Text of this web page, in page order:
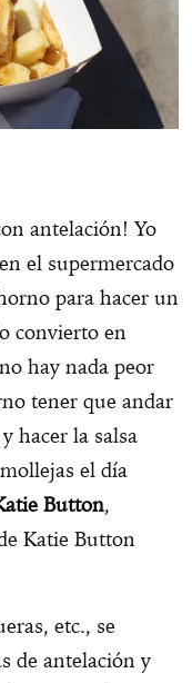
antelación! Yo
el supermercado
para hacer un
convierto en
hay nada peor
tener que andar
hacer la salsa
el día
Button,
Katie Button
etc., se
de antelación y